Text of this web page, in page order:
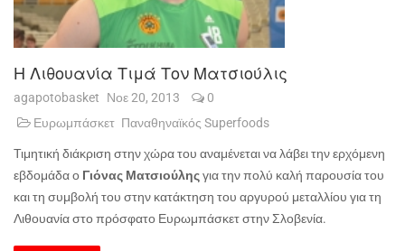
Η Λιθουανία Τιμά Τον Ματσιούλις
agapotobasket Νοε 20, 2013
0
Ευρωμπάσκετ Παναθηναϊκός Superfoods
Τιμητική διάκριση στην χώρα του αναμένεται να λάβει την ερχόμενη
εβδομάδα ο Γιόνας Ματσιούληςγια την πολύ καλή παρουσία του
και τη συμβολή του στην κατάκτηση του αργυρού μεταλλίου για τη
Λιθουανία στο πρόσφατο Ευρωμπάσκετ στην Σλοβενία.